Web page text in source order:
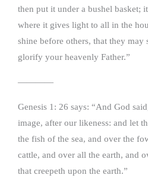
then put it under a bushel basket;
where it gives light to all in the
shine before others, that they may
glorify your heavenly Father.”
————
Genesis 1: 26 says: “And God
image, after our likeness: and let
the fish of the sea, and over the
cattle, and over all the earth, and
that creepeth upon the earth.”